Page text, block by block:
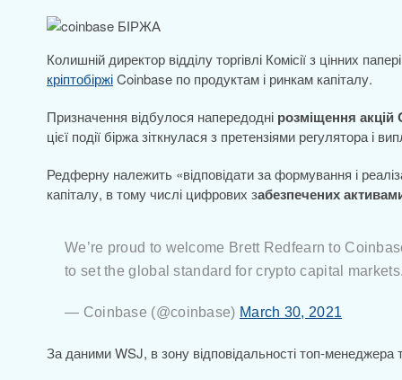
Колишній директор відділу торгівлі Комісії з цінних
кріптобіржіCoinbase по продуктам і ринкам капіталу.
Призначення відбулося напередодні розміщення акцій
цієї події біржа зіткнулася з претензіями регулятора і
Редферну належить «відповідати за формування і
капіталу, в тому числі цифрових забезпечених
We’re proud to welcome Brett Redfearn to
to set the global standard for crypto capital
— Coinbase (@coinbase) March 30, 2021
За даними WSJ, в зону відповідальності топ-менеджера